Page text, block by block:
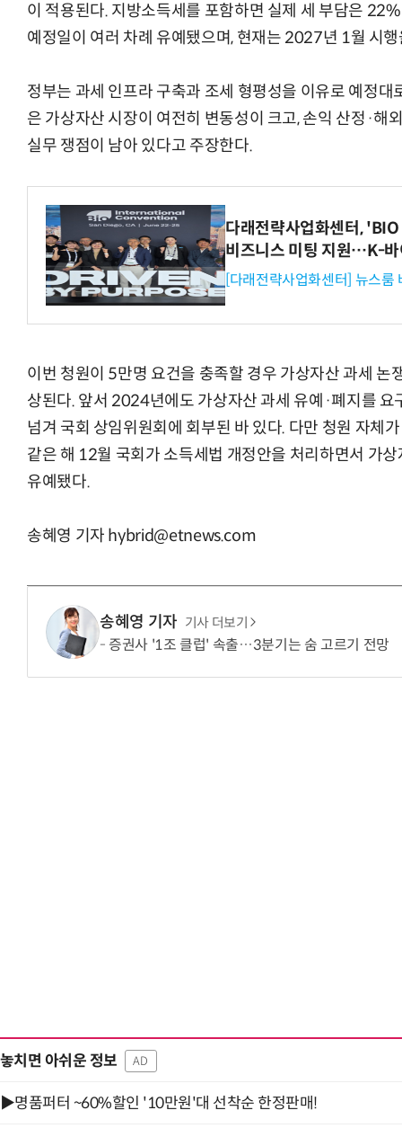
이 적용된다. 지방소득세를 포함하면 실제 세 부담은
예정일이 여러 차례 유예됐으며, 현재는 2027년 1월 시
정부는 과세 인프라 구축과 조세 형평성을 이유로 예정
은 가상자산 시장이 여전히 변동성이 크고, 손익 산정·해
실무 쟁점이 남아 있다고 주장한다.
다래전략사업화센터,
비즈니스 미팅 지원…K-바
[다래전략사업화센터] 뉴스룸
이번 청원이 5만명 요건을 충족할 경우 가상자산 과세 논
상된다. 앞서 2024년에도 가상자산 과세 유예·폐지를
넘겨 국회 상임위원회에 회부된 바 있다. 다만 청원 자체
같은 해 12월 국회가 소득세법 개정안을 처리하면서 가
유예됐다.
송혜영 기자 hybrid@etnews.com
송혜영 기자 기사 더보기
증권사 '1조 클럽' 속출…3분기는 숨 고르기 전망
놓치면 아쉬운 정보 AD
▶명품퍼터 ~60%할인 '10만원'대 선착순 한정판매!
“계속 쫓아왔다”…도망치